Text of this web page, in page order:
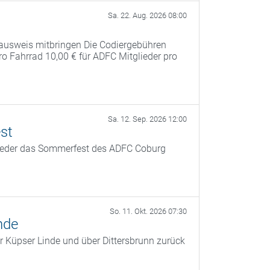
Sa. 22. Aug. 2026 08:00
mitbringen Die Codiergebühren
Fahrrad 10,00 € für ADFC Mitglieder pro
Sa. 12. Sep. 2026 12:00
das Sommerfest des ADFC Coburg
So. 11. Okt. 2026 07:30
Linde und über Dittersbrunn zurück